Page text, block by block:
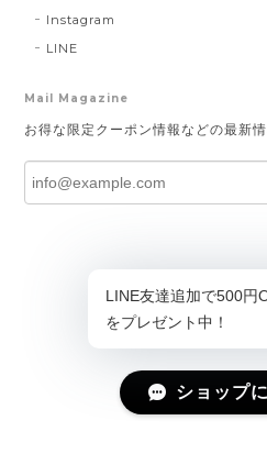
Instagram
LINE
Mail Magazine
お得な限定クーポン情報などの最新
ショップ